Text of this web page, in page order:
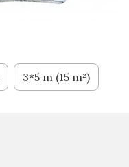
3*5 m (15 m²)